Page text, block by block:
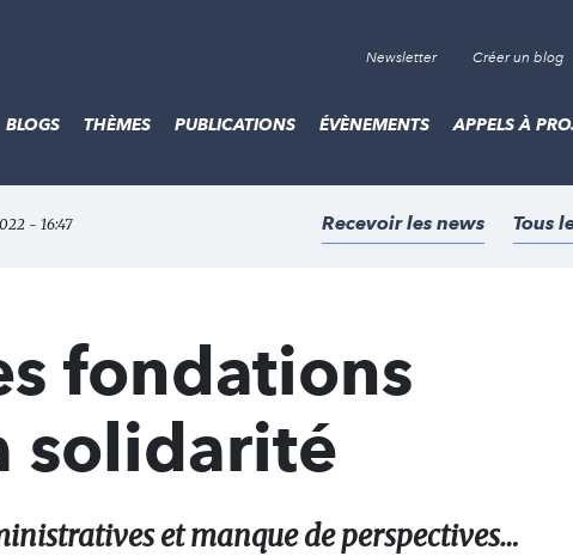
Newsletter Créer un blog
BLOGS THÈMES PUBLICATIONS ÉVÈNEMENTS APPELS À
- 16:47 Recevoir les news Tous
fondations
solidarité
et manque de perspectives…